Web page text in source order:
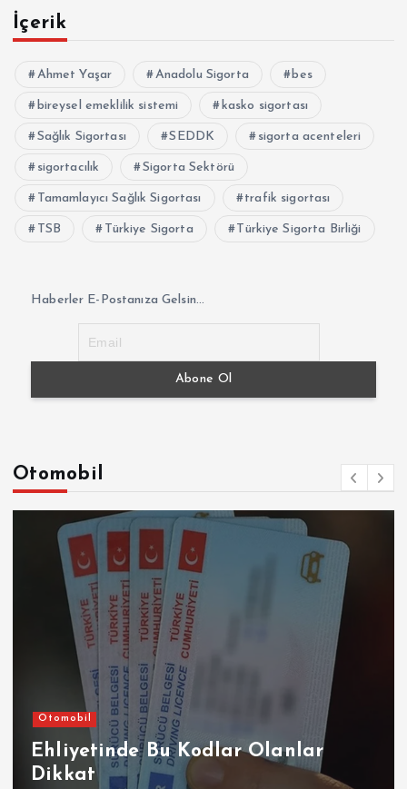
İçerik
Ahmet Yaşar Anadolu Sigorta bes
bireysel emeklilik sistemi kasko sigortası
Sağlık Sigortası SEDDK sigorta acenteleri
sigortacılık Sigorta Sektörü
Tamamlayıcı Sağlık Sigortası trafik sigortası
TSB Türkiye Sigorta Türkiye Sigorta Birliği
Haberler E-Postanıza Gelsin...
Otomobil
Otomobil
Ehliyetinde Bu Kodlar Olanlar
Dikkat